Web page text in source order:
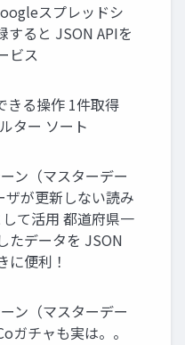
スプレッドシ
すると JSON APIを
ビス
きる操作 1件取得
ター ソート
ン（マスターデー
ザが更新しない読み
て活用 都道府県一
たデータを JSON
に便利！
ン（マスターデー
ガチャも実は。。